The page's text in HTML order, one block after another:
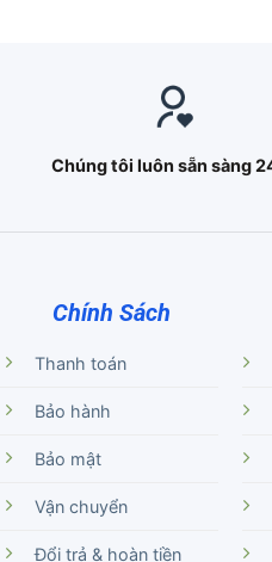
Chúng tôi luôn sẵn sàng
Chính Sách
Thanh toán
Bảo hành
Bảo mật
Vận chuyển
Đổi trả & hoàn tiền